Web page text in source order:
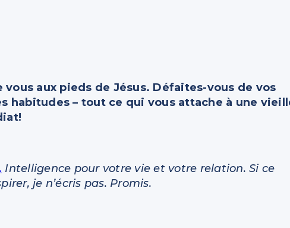
aux pieds de Jésus. Défaites-vous de vos
habitudes – tout ce qui vous attache à une
Intelligence pour votre vie et votre relation. Si ce
je n’écris pas. Promis.